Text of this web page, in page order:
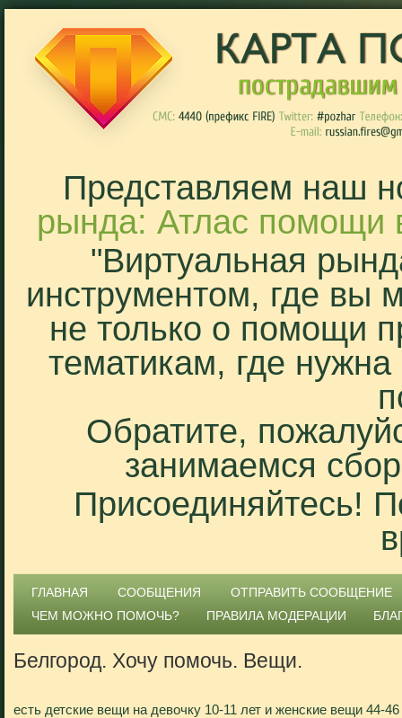
Представляем наш
рында: Атлас помощи
"Виртуальная
инструментом, где вы
не только о помощи
тематикам, где
Обратите,
занимаемся
Присоединяйтесь!
ГЛАВНАЯ СООБЩЕНИЯ
ОТПРАВИТЬ СООБЩЕНИЕ
ЧЕМ МОЖНО ПОМОЧЬ?
ПРАВИЛА МОДЕРАЦИИ
Белгород. Хочу помочь. Вещи.
есть детские вещи на девочку 10-11 лет и женские вещи 44-46